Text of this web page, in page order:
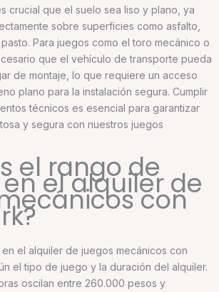
crucial que el suelo sea liso y plano, ya
sobre superficies como asfalto,
Para juegos como el toro mecánico o
que el vehículo de transporte pueda
de montaje, lo que requiere un acceso
plano para la instalación segura. Cumplir
técnicos es esencial para garantizar
y segura con nuestros juegos
el rango de
el alquiler de
con
el alquiler de juegos mecánicos con
el tipo de juego y la duración del alquiler.
oscilan entre 260.000 pesos y